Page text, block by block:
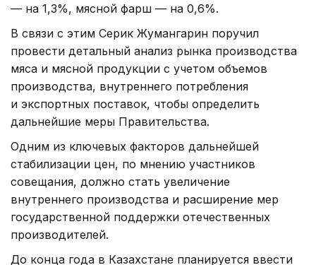
— на 1,3%, мясной фарш — на 0,6%.
В связи с этим Серик Жумангарин поручил
провести детальный анализ рынка производства
мяса и мясной продукции с учетом объемов
производства, внутреннего потребления
и экспортных поставок, чтобы определить
дальнейшие меры Правительства.
Одним из ключевых факторов дальнейшей
стабилизации цен, по мнению участников
совещания, должно стать увеличение
внутреннего производства и расширение мер
государственной поддержки отечественных
производителей.
До конца года в Казахстане планируется ввести